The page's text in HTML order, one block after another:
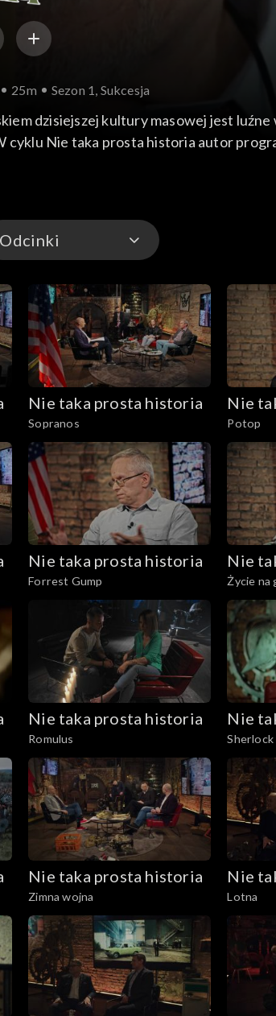
25m Sezon 1, Sukcesja
dzisiejszej kultury masowej jest
Nie taka prosta historia autor
z prawdą historyczną, a co jest
Odcinki
Nie taka prosta historia
Sopranos
Nie
Potop
Nie taka prosta historia
Forrest Gump
Nie
Życie na
Nie taka prosta historia
Romulus
Nie
Sherlock
Nie taka prosta historia
Zimna wojna
Nie
Lotna